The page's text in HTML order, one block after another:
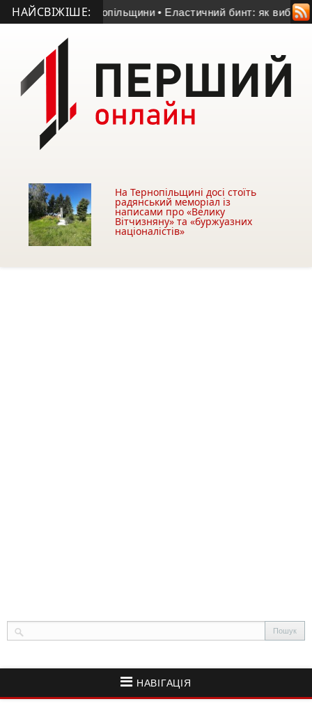
НАЙСВІЖІШЕ:
воїна з Тернопільщини • Еластичний бинт: як вибрати
На Тернопільщині досі стоїть
радянський меморіал із
написами про «Велику
Вітчизняну» та «буржуазних
націоналістів»
НАВІГАЦІЯ